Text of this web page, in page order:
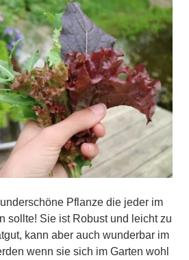
Pflanze die jeder im
sollte! Sie ist Robust und leicht zu
kann aber auch wunderbar im
wenn sie sich im Garten wohl